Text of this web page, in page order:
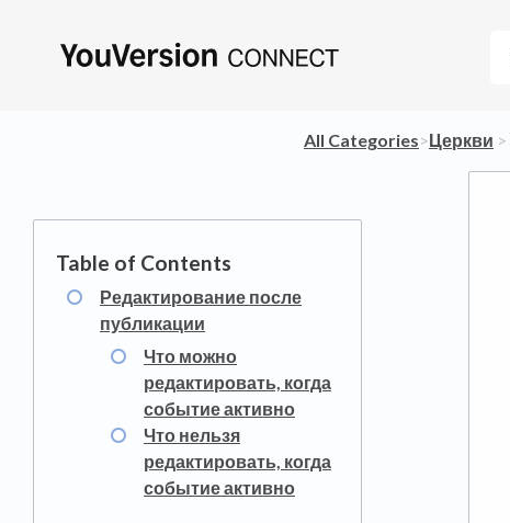
All Categories​>​​Церкви ​ > ​
Редактирование после
публикации
Что можно
редактировать, когда
событие активно
Что нельзя
редактировать, когда
событие активно